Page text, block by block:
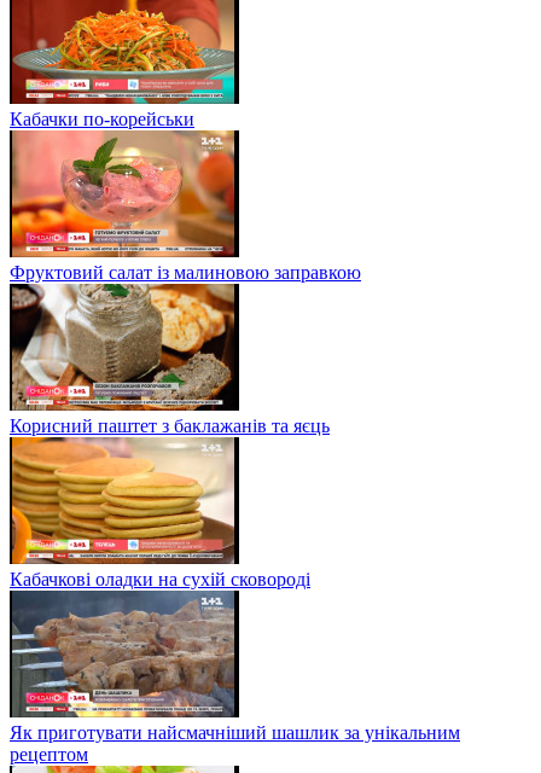
Кабачки по-корейськи
Фруктовий салат із малиновою заправкою
Корисний паштет з баклажанів та яєць
Кабачкові оладки на сухій сковороді
Як приготувати найсмачніший шашлик за унікальним
рецептом